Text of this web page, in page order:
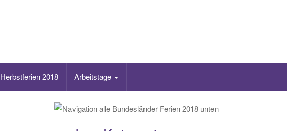
Herbstferien 2018 Arbeitstage